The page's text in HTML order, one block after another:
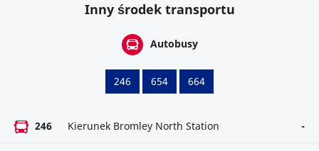
Inny środek transportu
Autobusy
246 654 664
246 Kierunek Bromley North Station -